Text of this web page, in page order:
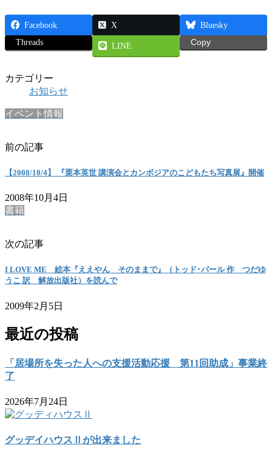
Facebook X
Bluesky
Threads
LINE Copy
カテゴリー
お知らせ
イベント情報
前の記事
【2008/10/4】 『栗本英世 講演会とカンボジアのこどもたち写真展』開催
2008年10月4日
書籍
次の記事
I LOVE ME 絵本『ええやん そのままで』（トッド･パール 作 つだゆ
うこ 訳 解放出版社）を読んで
2009年2月5日
最近の投稿
「居場所を失った人への支援活動応援 第11回助成」事業終
了
2026年7月24日
グッデイハウスⅡが出来ました